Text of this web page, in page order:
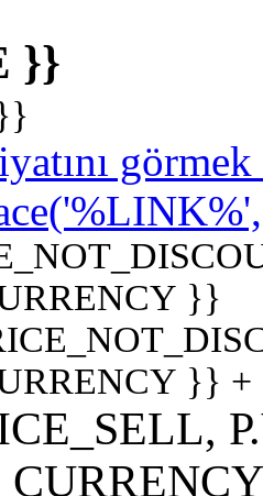
}}
}}
}}